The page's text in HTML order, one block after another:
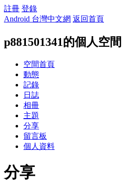
註冊 登錄
Android 台灣中文網 返回首頁
p881501341的個人空間
空間首頁
動態
記錄
日誌
相冊
主題
分享
留言板
個人資料
分享